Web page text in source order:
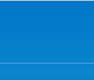
circulent le